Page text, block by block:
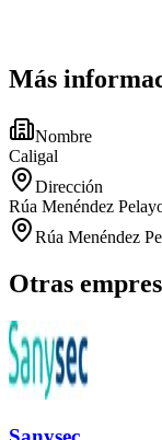
Más
Nombre
Caligal
Dirección
Rúa Menéndez
Rúa Menéndez
Otras